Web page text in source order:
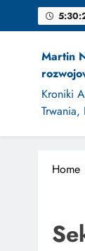
Martin
Kroniki
Trwania,
Home